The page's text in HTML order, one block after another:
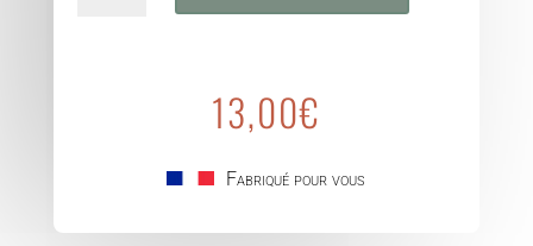
13,00€
Fabriqué pour vous